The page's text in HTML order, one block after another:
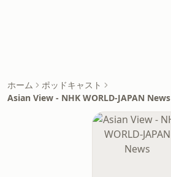
ホーム
ポッドキャスト
Asian View - NHK WORLD-JAPAN News